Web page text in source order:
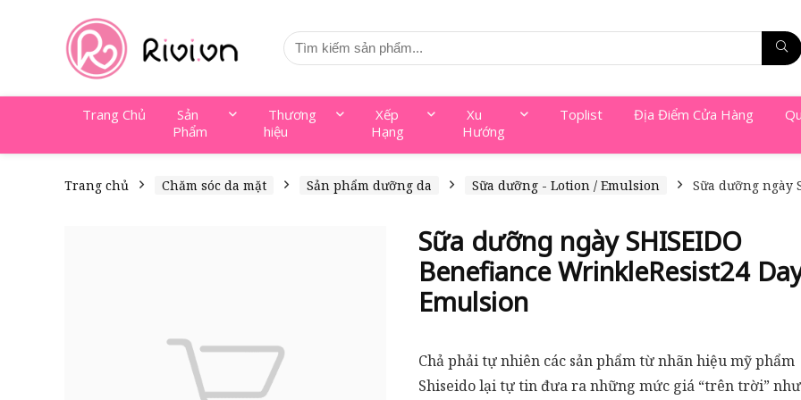
Trang Chủ
Sản
Phẩm
Thương
hiệu
Xếp
Hạng
Xu
Hướng
Toplist Địa Điểm Cửa Hàng
Trang chủ Chăm sóc da mặt Sản phẩm dưỡng da Sữa dưỡng - Lotion / Emulsion Sữa dưỡng ngày
Sữa dưỡng ngày SHISEIDO
Benefiance WrinkleResist24
Emulsion
Chả phải tự nhiên các sản phẩm từ nhãn hiệu mỹ phẩm
Shiseido lại tự tin đưa ra những mức giá “trên trời”